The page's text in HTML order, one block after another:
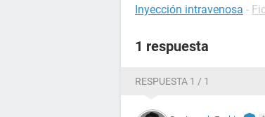
Inyección intravenosa -
1 respuesta
RESPUESTA 1 / 1